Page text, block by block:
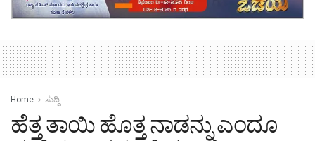
Home ಸುದ್ದಿ
ಹೆತ್ತ ತಾಯಿ ಹೊತ್ತ ನಾಡನ್ನು ಎಂದೂ